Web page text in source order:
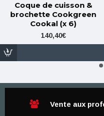
Coque de cuisson &
brochette Cookgreen
Cookal (x 6)
140,40€
Vente aux